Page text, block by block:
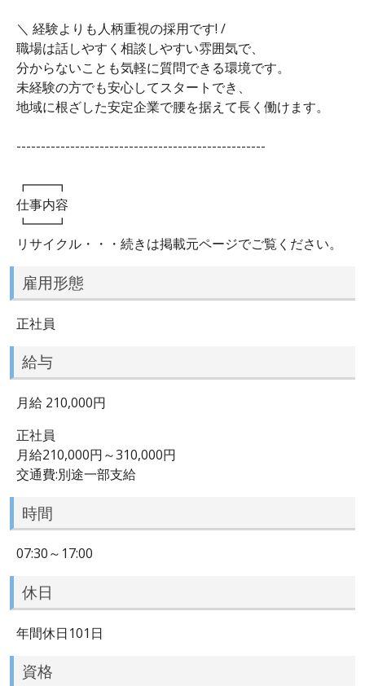
＼ 経験よりも人柄重視の採用です! /
職場は話しやすく相談しやすい雰囲気で、
分からないことも気軽に質問できる環境です。
未経験の方でも安心してスタートでき、
地域に根ざした安定企業で腰を据えて長く働けます。
---------------------------------------------------
┏━━┓
仕事内容
┗━━┛
リサイクル・・・続きは掲載元ページでご覧ください。
雇用形態
正社員
給与
月給 210,000円
正社員
月給210,000円～310,000円
交通費:別途一部支給
時間
07:30～17:00
休日
年間休日101日
資格